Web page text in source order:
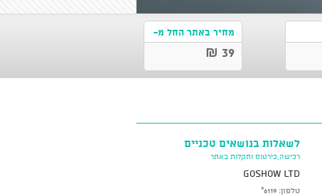
מחיר באתר החל מ-
39 ₪
לשאלות בנושאים טכניים
רכישה,כירטוס ותקלות באתר
GoShow LTD
טלפון: *6119